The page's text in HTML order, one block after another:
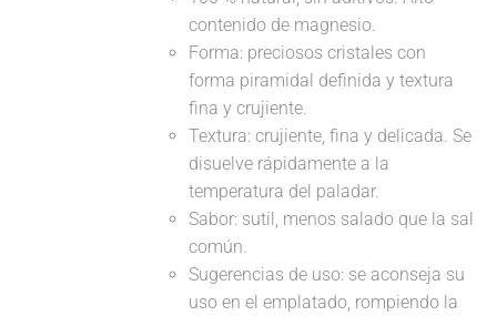
contenido de magnesio.
Forma: preciosos cristales con
forma piramidal definida y textura
fina y crujiente.
Textura: crujiente, fina y delicada. Se
disuelve rápidamente a la
temperatura del paladar.
Sabor: sutil, menos salado que la sal
común.
Sugerencias de uso: se aconseja su
uso en el emplatado, rompiendo la